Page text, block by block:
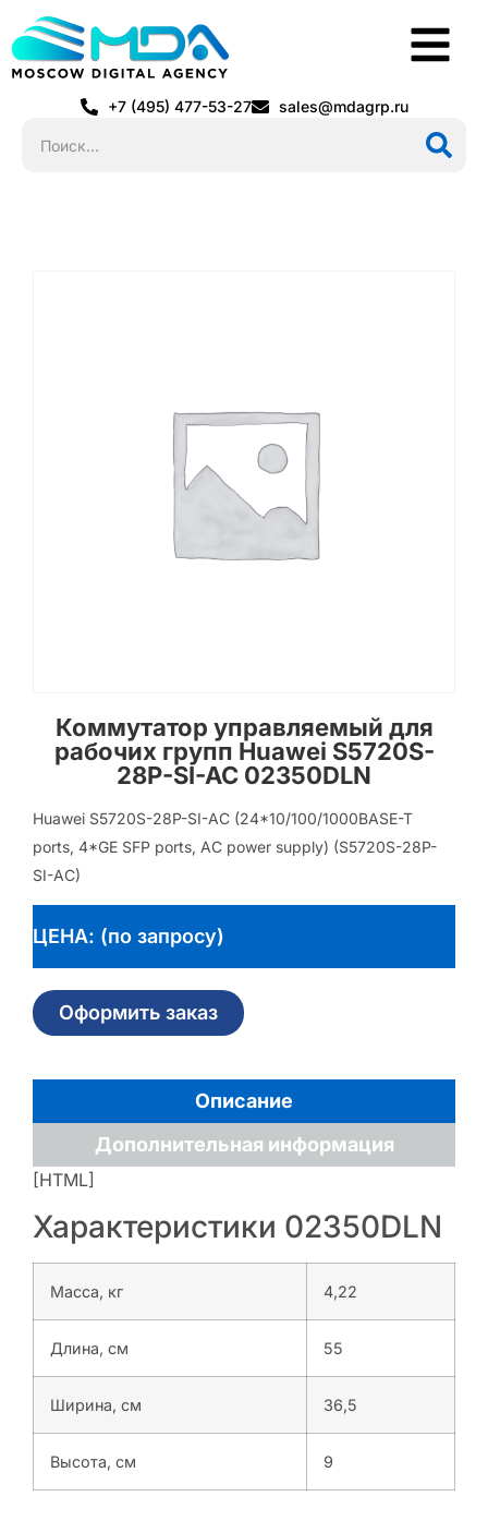
+7 (495) 477-53-27 sales@mdagrp.ru
Коммутатор управляемый для
рабочих групп Huawei S5720S-
28P-SI-AC 02350DLN
Huawei S5720S-28P-SI-AC (24*10/100/1000BASE-T
ports, 4*GE SFP ports, AC power supply) (S5720S-28P-
SI-AC)
ЦЕНА: (по запросу)
Оформить заказ
Описание
Дополнительная информация
[HTML]
Характеристики 02350DLN
Масса, кг 4,22
Длина, см 55
Ширина, см 36,5
Высота, см 9